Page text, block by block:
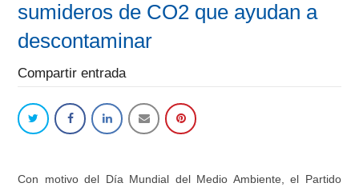
sumideros de CO2 que ayudan a
descontaminar
Compartir entrada
Con motivo del Día Mundial del Medio Ambiente, el Partido